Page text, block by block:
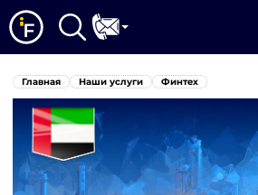
Главная Наши услуги Финтех